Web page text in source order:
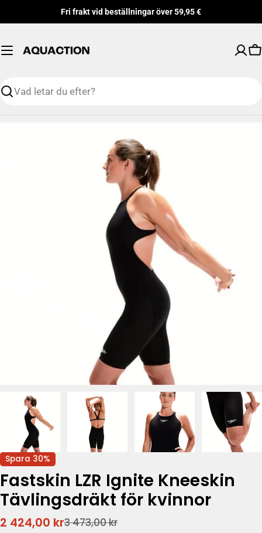
till
Fri frakt vid beställningar över 59,95 €
Söka
mediefilen 0 i modalt format
Spara 30%
Fastskin LZR Ignite Kneeskin
Tävlingsdräkt för kvinnor
Rabatterat
2 424,00 kr
Ordinarie
3 473,00 kr